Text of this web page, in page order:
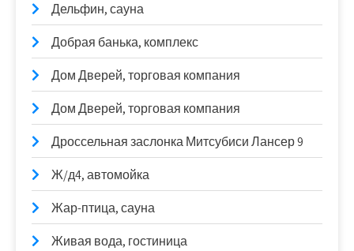
Дельфин, сауна
Добрая банька, комплекс
Дом Дверей, торговая компания
Дом Дверей, торговая компания
Дроссельная заслонка Митсубиси Лансер 9
Ж/д4, автомойка
Жар-птица, сауна
Живая вода, гостиница